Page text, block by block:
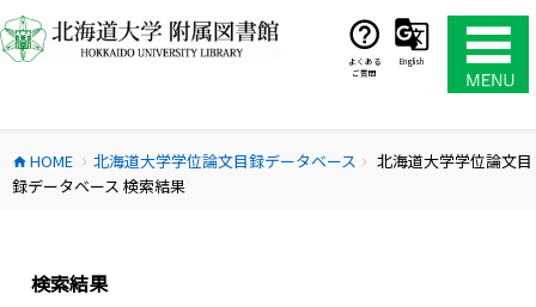
ン
テ
ス
キ
よくある
ご質問
English
home HOME chevron_right 北海道大学学位論文目録データベース chevron_right
北海道大学学位論文目
録データベース 検索結果
検索結果